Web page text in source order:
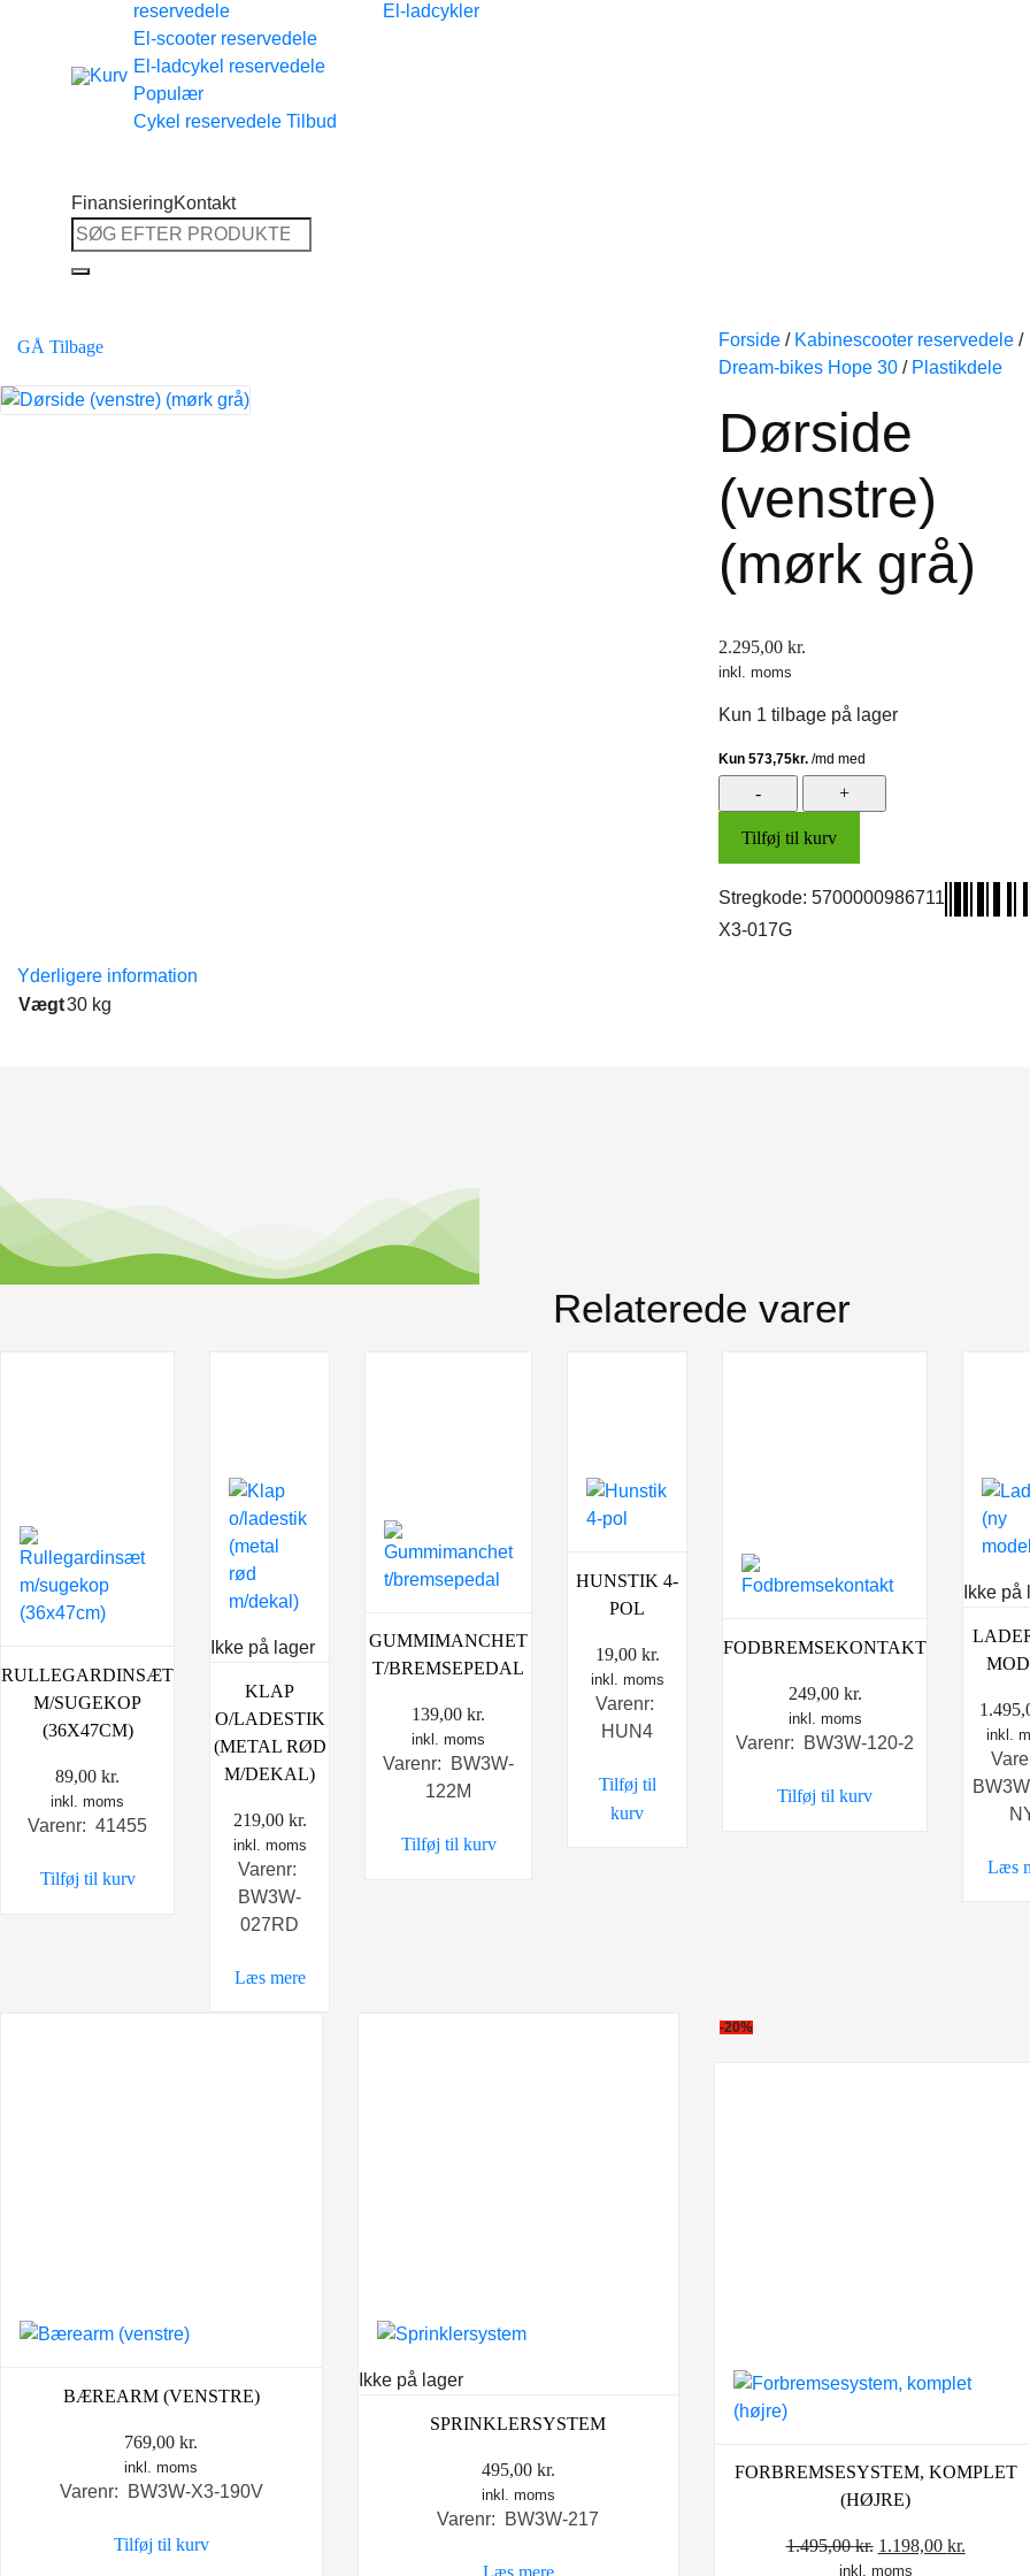
Tilbage til shoppen
reservedele
El-scooter reservedele
El-ladcykel reservedele
Cykel reservedele
El-ladcykler
FinansieringKontakt
Søg
efter:
GÅ Tilbage Forside / Kabinescooter reservedele /
Dream-bikes Hope 30 / Plastikdele
Dørside
(venstre)
(mørk grå)
2.295,00 kr.
inkl. moms
Kun 1 tilbage på lager
Dørside
(venstre)
(mørk
grå)
antal
Tilføj til kurv
Stregkode: 5700000986711
X3-017G
Yderligere information
Vægt30 kg
Relaterede varer
RULLEGARDINSÆT
M/SUGEKOP
(36X47CM)
89,00 kr.
inkl. moms
Varenr: 41455
Tilføj til kurv
Ikke på lager
KLAP
O/LADESTIK
(METAL RØD
M/DEKAL)
219,00 kr.
inkl. moms
Varenr:
BW3W-
027RD
Læs mere
GUMMIMANCHET
T/BREMSEPEDAL
139,00kr.
inkl. moms
Varenr: BW3W-
122M
Tilføj til kurv
HUNSTIK 4-
POL
19,00 kr.
inkl. moms
Varenr:
HUN4
Tilføj til
kurv
FODBREMSEKONTAKT
249,00 kr.
inkl. moms
Varenr: BW3W-120-2
Tilføj til kurv
Ikke på
inkl.
Læs
BÆREARM (VENSTRE)
769,00kr.
inkl. moms
Varenr: BW3W-X3-190V
Tilføj til kurv
Ikke på lager
SPRINKLERSYSTEM
495,00 kr.
inkl. moms
Varenr: BW3W-217
Læs mere
-20%
FORBREMSESYSTEM, KOMPLET
(HØJRE)
1.495,00kr. Den
1.198,00 kr.
inkl. moms